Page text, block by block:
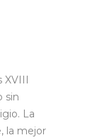
XVIII
sin
La
la mejor